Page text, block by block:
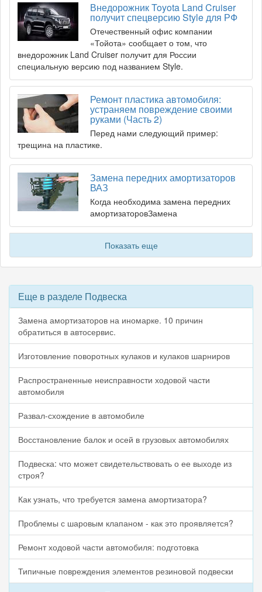
Внедорожник Toyota Land Cruiser
получит спецверсию Style для РФ
Отечественный офис компании
«Тойота» сообщает о том, что
внедорожник Land Cruiser получит для России
специальную версию под названием Style.
Ремонт пластика автомобиля:
устраняем повреждение своими
руками (Часть 2)
Перед нами следующий пример:
трещина на пластике.
Замена передних амортизаторов
ВАЗ
Когда необходима замена передних
амортизаторовЗамена
Показать еще
Еще в разделе Подвеска
Замена амортизаторов на иномарке. 10 причин
обратиться в автосервис.
Изготовление поворотных кулаков и кулаков шарниров
Распространенные неисправности ходовой части
автомобиля
Развал-схождение в автомобиле
Восстановление балок и осей в грузовых автомобилях
Подвеска: что может свидетельствовать о ее выходе из
строя?
Как узнать, что требуется замена амортизатора?
Проблемы с шаровым клапаном - как это проявляется?
Ремонт ходовой части автомобиля: подготовка
Типичные повреждения элементов резиновой подвески